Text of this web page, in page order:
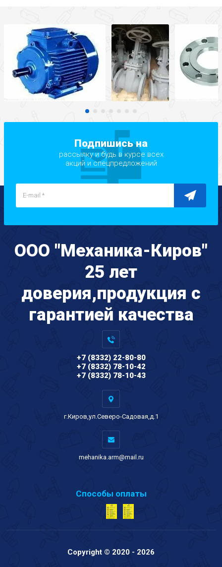
Подпишись на
рассылку и будь в курсе всех
акций и спецпредложений
ООО "Механика-Киров"
25 лет
доверия,продукция с
гарантией качества
+7 (8332) 22-80-80
+7 (8332) 78-10-42
+7 (8332) 78-10-43
г.Киров,ул.Северо-Садовая,д.1
mehanika.arm@mail.ru
Способы оплаты
Copyright © 2020 - 2026